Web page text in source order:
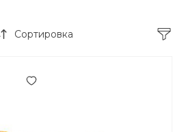
Сортировка